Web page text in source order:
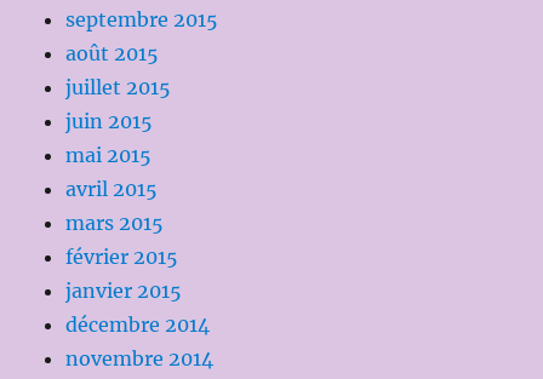
septembre 2015
août 2015
juillet 2015
juin 2015
mai 2015
avril 2015
mars 2015
février 2015
janvier 2015
décembre 2014
novembre 2014